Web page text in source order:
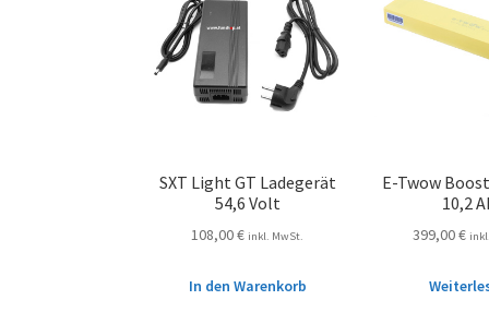
SXT Light GT Ladegerät
54,6 Volt
108,00€ inkl. MwSt.
In den Warenkorb
E-Twow
10,2
399,00€